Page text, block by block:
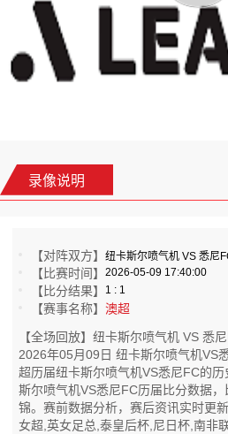
录像说明
【对阵双方】纽卡斯尔喷气机 VS 悉尼
【比赛时间】2026-05-09 17:40:00
【比分结果】 1 : 1
【赛事名称】澳超
【全场回放】纽卡斯尔喷气机 VS 悉
2026年05月09日 纽卡斯尔喷气机VS
超历届纽卡斯尔喷气机VS悉尼FC的
斯尔喷气机VS悉尼FC历届比分数据
锦。赛前数据分析，赛后资讯实时更
女超,英女足总,泰皇后杯,尼日杯,南非